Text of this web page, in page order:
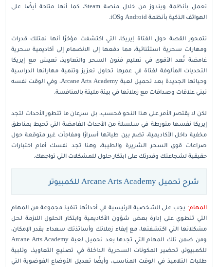
تعمل بأنظمة ويندوز من خلال منصة Steam، كما أنها متاحة أيضًا على
الهواتف الذكية بأنظمة Android وiOS.
تتمحور القصة حول الفتاة إيريكا، التي اكتشفت مؤخرًا أنها تمتلك قدرات
ومهارات سحرية استثنائية، مما دفعها إلى الانضمام إلى أكاديمية سحرية
غامضة تُعد الأقوى في تعليم فنون السحر والتعاويذ، تعيش مع إيريكا
التحديات المألوفة لفتاة في عمرها تحاول تعزيز وتنمية مهاراتها الدراسية
وحياتها الجديدة بعد تحميل لعبة Arcane Arts Academy، وفي الوقت نفسه
تبني علاقات وصداقات مع زملائها في بيئة مليئة بالمنافسة.
لكن لا يقتصر الأمر على هذا النحو فحسب، بل سرعان ما تتطور الأحداث لتجد
إيريكا نفسها متورطة في سلسلة من الأحداث الغامضة التي تحيط بمناطق
مخفية داخل الأكاديمية، تضم بين طياتها أسرارًا ومفاجآت غير متوقعة حول
صراعات قوى السحر الشريرة والطيبة، وهنا تجد نفسك أمام اختبارات
حقيقية لشجاعتك وقدرتك على ابتكار حلول للمشكلات التي تواجهك.
شرح تحميل Arcane Arts Academy للكمبيوتر
المهام: يجب على الشخصية الرئيسية في أحداثها تنفيذ مجموعة من المهام
التي تنطوي على إدارة بعض شؤون الأكاديمية وابتكار الحلول اللازمة لحل
مشكلاتها التي اكتشفتها، مع إبقاء زملائك وأساتذتك سعداء بقدر الإمكان،
ومن ضمن تلك المهام التي تجدها بعد تحميل لعبة Arcane Arts Academy
للكمبيوتر، تحضير المكونات السحرية الداخلة في تصنيع التعاويذ، وتلبية
طلبات التلاميذ في الوقت المناسب، وأيضًا تعديل الأوضاع الفوضوية التي